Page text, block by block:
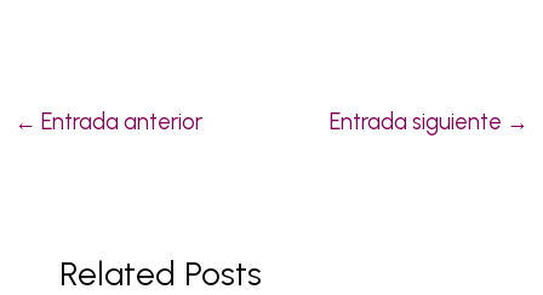
← Entrada anterior Entrada siguiente →
Related Posts